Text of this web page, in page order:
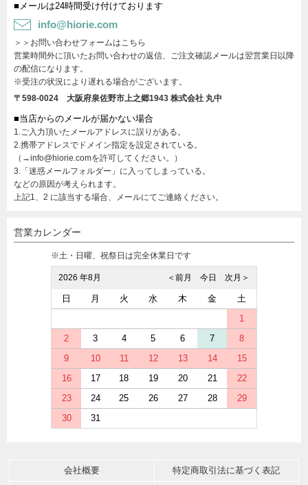
■メールは24時間受け付けております
info@hiorie.com
＞＞お問い合わせフォームはこちら
営業時間外に頂いたお問い合わせの返信、ご注文確認メールは翌営業日以降
の配信になります。
※受注の状況により遅れる場合がございます。
〒598-0024 大阪府泉佐野市上之郷1943 株式会社 丸中
■当店からのメールが届かない場合
1.ご入力頂いたメールアドレスに誤りがある。
2.携帯アドレスでドメイン指定を設定されている。
（→info@hiorie.comを許可してください。）
3.「迷惑メールフォルダー」に入ってしまっている。
などの原因が考えられます。
上記1、2 に該当する場合、メールにてご連絡ください。
営業カレンダー
※土・日曜、祝祭日は完全休業日です
2026 年8月 次月＞
今日
＜前月
日 月 火 水 木 金
土
1
2
3 4 5 6 7
8
9
10 11 12 13 14
15
16
17 18 19 20 21
22
23
24 25 26 27 28
29
30
31
会社概要 特定商取引法に基づく表記